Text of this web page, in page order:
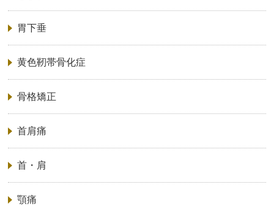
胃下垂
黄色靭帯骨化症
骨格矯正
首肩痛
首・肩
顎痛